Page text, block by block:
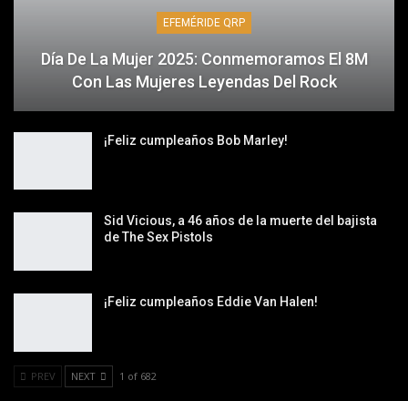
EFEMÉRIDE QRP
Día De La Mujer 2025: Conmemoramos El 8M
Con Las Mujeres Leyendas Del Rock
¡Feliz cumpleaños Bob Marley!
Sid Vicious, a 46 años de la muerte del bajista
de The Sex Pistols
¡Feliz cumpleaños Eddie Van Halen!
PREV NEXT 1 of 682